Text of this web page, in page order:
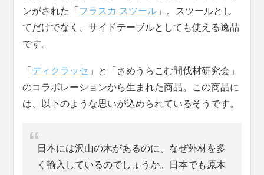
ンがされた「 フラスカ スツール 」。スツールとし
てだけでなく、サイドテーブルとしても使える逸品
です。
「 ディクラッセ 」と「さめうらこむ間伐材研究会」
のコラボレーションから生まれた商品。この商品に
は、以下のような思いが込められているそうです。
日本には沢山の木があるのに、なぜ外材を多
く輸入しているのでしょうか。日本でも原木